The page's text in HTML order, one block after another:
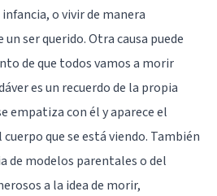
o vivir de manera
ser querido. Otra causa puede
de que todos vamos a morir
es un recuerdo de la propia
empatiza con él y aparece el
que se está viendo. También
de modelos parentales o del
a la idea de morir,